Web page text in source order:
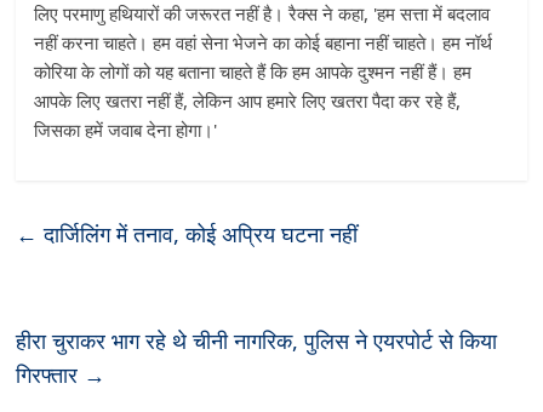
लिए परमाणु हथियारों की जरूरत नहीं है। रैक्स ने कहा, 'हम सत्ता में बदलाव
नहीं करना चाहते। हम वहां सेना भेजने का कोई बहाना नहीं चाहते। हम नॉर्थ
कोरिया के लोगों को यह बताना चाहते हैं कि हम आपके दुश्मन नहीं हैं। हम
आपके लिए खतरा नहीं हैं, लेकिन आप हमारे लिए खतरा पैदा कर रहे हैं,
जिसका हमें जवाब देना होगा।'
← दार्जिलिंग में तनाव, कोई अप्रिय घटना नहीं
हीरा चुराकर भाग रहे थे चीनी नागरिक, पुलिस ने एयरपोर्ट से किया
गिरफ्तार →